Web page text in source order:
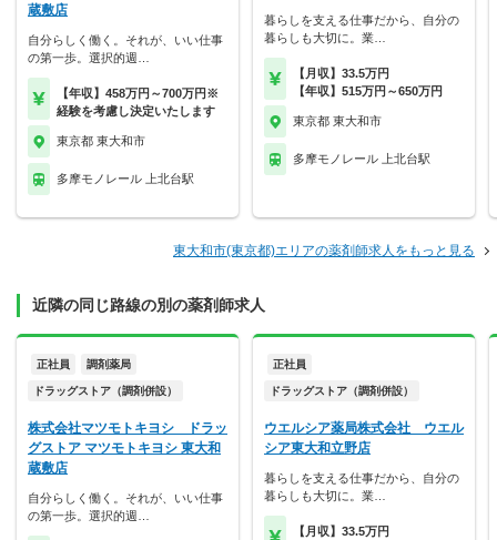
蔵敷店
自分らしく働く。それが、いい仕事
の第一歩。選択的週…
【年収】458万円～700万円※
経験を考慮し決定いたします
東京都 東大和市
多摩モノレール 上北台駅
暮らしを支える仕事だから、自分の
暮らしも大切に。業…
【月収】33.5万円
【年収】515万円～650万円
東京都 東大和市
多摩モノレール 上北台駅
東大和市(東京都)エリアの薬剤師求人をもっと見る
近隣の同じ路線の別の薬剤師求人
正社員 調剤薬局
ドラッグストア（調剤併設）
株式会社マツモトキヨシ ドラッ
グストア マツモトキヨシ 東大和
蔵敷店
自分らしく働く。それが、いい仕事
の第一歩。選択的週…
正社員
ドラッグストア（調剤併設）
ウエルシア薬局株式会社 ウエル
シア東大和立野店
暮らしを支える仕事だから、自分の
暮らしも大切に。業…
【月収】33.5万円